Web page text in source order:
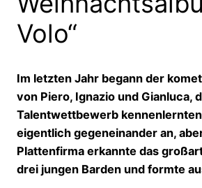
Volo“
Im letzten Jahr begann der
von Piero, Ignazio und Gianluca,
Talentwettbewerb
eigentlich gegeneinander an,
Plattenfirma erkannte das
drei jungen Barden und formte